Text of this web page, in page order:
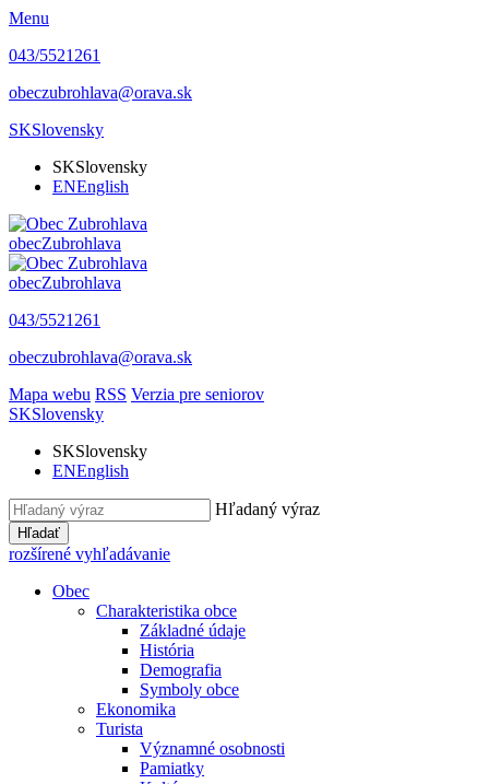
Menu
043/5521261
obeczubrohlava@orava.sk
SKSlovensky
SKSlovensky
ENEnglish
obecZubrohlava
obecZubrohlava
043/5521261
obeczubrohlava@orava.sk
Mapa webu RSS Verzia pre seniorov
SKSlovensky
SKSlovensky
ENEnglish
Hľadaný výraz
Hľadať
rozšírené vyhľadávanie
Obec
Charakteristika obce
Základné údaje
História
Demografia
Symboly obce
Ekonomika
Turista
Významné osobnosti
Pamiatky